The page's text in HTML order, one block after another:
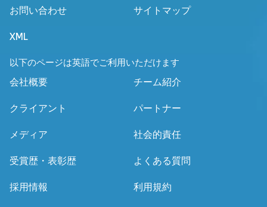
お問い合わせ サイトマップ
XML
以下のページは英語でご利用いただけます
会社概要
チーム紹介
クライアント パートナー
メディア 社会的責任
受賞歴・表彰歴 よくある質問
採用情報 利用規約